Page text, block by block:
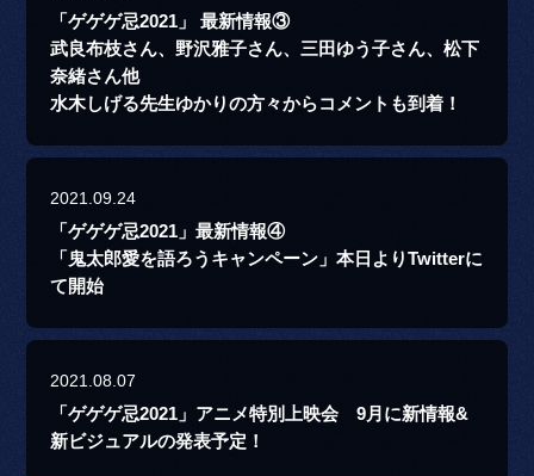
「ゲゲゲ忌2021」 最新情報③
武良布枝さん、野沢雅子さん、三田ゆう子さん、松下
奈緒さん他
水木しげる先生ゆかりの方々からコメントも到着！
2021.09.24
「ゲゲゲ忌2021」最新情報④
「鬼太郎愛を語ろうキャンペーン」本日よりTwitterに
て開始
2021.08.07
「ゲゲゲ忌2021」アニメ特別上映会 9月に新情報&
新ビジュアルの発表予定！